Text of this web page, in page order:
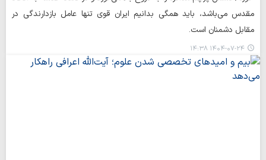
مقدس می‌باشد، باید همگی بدانیم ایران قوی تنها عامل بازدارندگی در
مقابل دشمنان است.
۱۴۰۴-۰۷-۲۴ ۱۴:۳۸